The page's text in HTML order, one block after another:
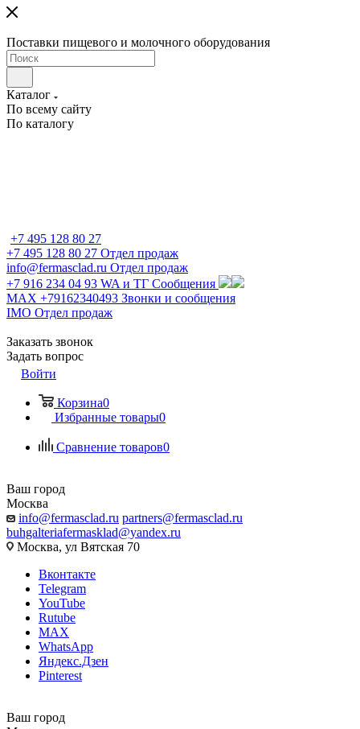
Поставки пищевого и молочного оборудования
Каталог
По всему сайту
По каталогу
+7 495 128 80 27
+7 495 128 80 27 Отдел продаж
info@fermasclad.ru Отдел продаж
+7 916 234 04 93 WA и ТГ Сообщения
MAX +79162340493 Звонки и сообщения
IMO Отдел продаж
Заказать звонок
Задать вопрос
Войти
Корзина0
Избранные товары0
Сравнение товаров0
Ваш город
Москва
info@fermasclad.ru partners@fermasclad.ru
buhgalteriafermasklad@yandex.ru
Москва, ул Вятская 70
Вконтакте
Telegram
YouTube
Rutube
MAX
WhatsApp
Яндекс.Дзен
Pinterest
Ваш город